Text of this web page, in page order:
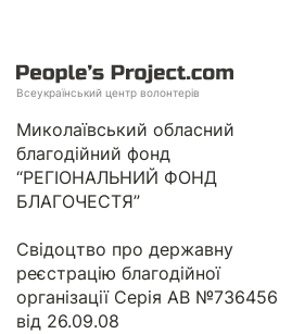
Всеукраїнський центр волонтерів
Миколаївський обласний
благодійний фонд
“РЕГІОНАЛЬНИЙ ФОНД
БЛАГОЧЕСТЯ”
Свідоцтво про державну
реєстрацію благодійної
організації Серія АВ №736456
від 26.09.08